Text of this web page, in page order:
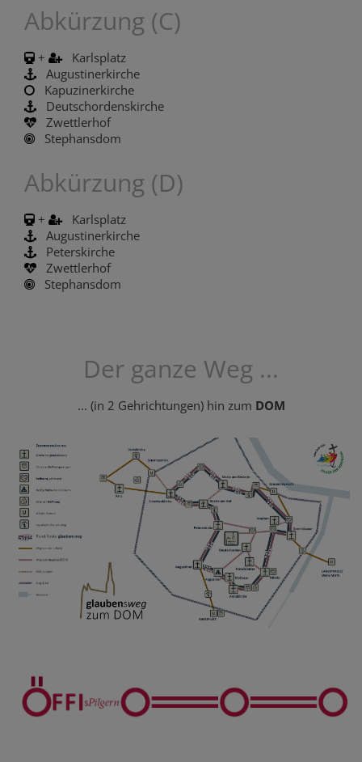
Abkürzung (C)
+
Karlsplatz
Augustinerkirche
Kapuzinerkirche
Deutschordenskirche
Zwettlerhof
Stephansdom
Abkürzung (D)
+
Karlsplatz
Augustinerkirche
Peterskirche
Zwettlerhof
Stephansdom
Der ganze Weg ...
... (in 2 Gehrichtungen) hin zum DOM